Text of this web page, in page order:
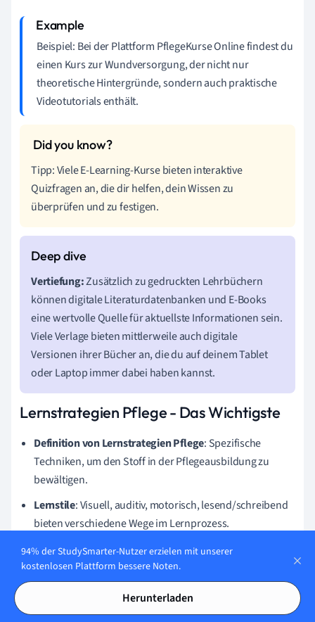
Beispiel: Bei der Plattform PflegeKurse Online findest du
einen Kurs zur Wundversorgung, der nicht nur
theoretische Hintergründe, sondern auch praktische
Videotutorials enthält.
Tipp: Viele E-Learning-Kurse bieten interaktive
Quizfragen an, die dir helfen, dein Wissen zu
überprüfen und zu festigen.
Vertiefung:Zusätzlich zu gedruckten Lehrbüchern
können digitale Literaturdatenbanken und E-Books
eine wertvolle Quelle für aktuellste Informationen sein.
Viele Verlage bieten mittlerweile auch digitale
Versionen ihrer Bücher an, die du auf deinem Tablet
oder Laptop immer dabei haben kannst.
Lernstrategien Pflege - Das Wichtigste
Definition von Lernstrategien Pflege: Spezifische
Techniken, um den Stoff in der Pflegeausbildung zu
bewältigen.
Lernstile: Visuell, auditiv, motorisch, lesend/schreibend
bieten verschiedene Wege im Lernprozess.
Effektive Lernmethoden: Mnemotechniken,
Wiederholung, Karteikarten, Visualisieren, um besser zu
lernen.
Zeitmanagement: Lernplan, Pausen, Prioritäten setzen
94% der StudySmarter-Nutzer erzielen mit unserer
kostenlosen Plattform bessere Noten.
Herunterladen